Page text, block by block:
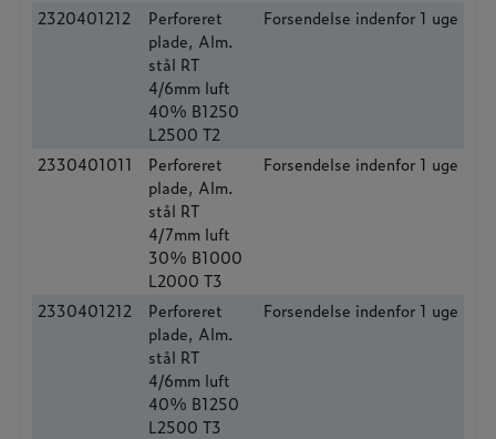
2320401212
Perforeret
plade, Alm.
stål RT
4/6mm luft
40% B1250
L2500 T2
Forsendelse indenfor 1 uge
2330401011
Perforeret
plade, Alm.
stål RT
4/7mm luft
30% B1000
L2000 T3
Forsendelse indenfor 1 uge
2330401212
Perforeret
plade, Alm.
stål RT
4/6mm luft
40% B1250
L2500 T3
Forsendelse indenfor 1 uge